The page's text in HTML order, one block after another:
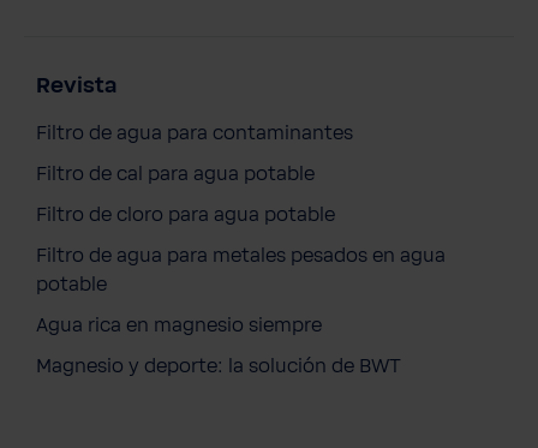
Revista
Filtro de agua para contaminantes
Filtro de cal para agua potable
Filtro de cloro para agua potable
Filtro de agua para metales pesados en agua
potable
Agua rica en magnesio siempre
Magnesio y deporte: la solución de BWT